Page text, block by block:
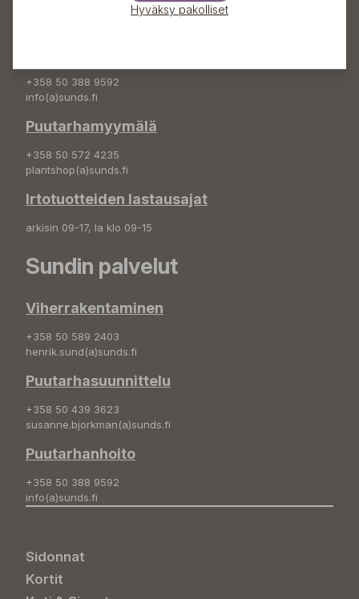
+358 50 388 9592
info(a)sunds.fi
Puutarhamyymälä
+358 50 572 4235
plantshop(a)sunds.fi
Irtotuotteiden lastausajat
arkisin 09-17, la klo 09-15
Sundin palvelut
Viherrakentaminen
+358 50 589 2403
henrik.sund(a)sunds.fi
Puutarhasuunnittelu
+358 50 439 3623
susanne.bjorkman(a)sunds.fi
Puutarhanhoito
+358 50 388 9592
info(a)sunds.fi
Sidonnat
Kortit
Hyväksy pakolliset